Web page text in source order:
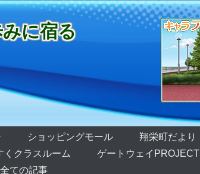
に宿る
ショッピングモール 翔栄町だより
クラスルーム ゲートウェイPROJECT
全ての記事